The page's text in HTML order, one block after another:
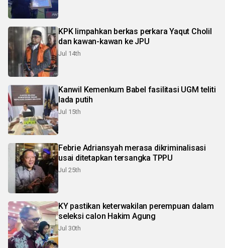
KPK limpahkan berkas perkara Yaqut Cholil
dan kawan-kawan ke JPU
Jul 14th
Kanwil Kemenkum Babel fasilitasi UGM teliti
lada putih
Jul 15th
Febrie Adriansyah merasa dikriminalisasi
usai ditetapkan tersangka TPPU
Jul 25th
KY pastikan keterwakilan perempuan dalam
seleksi calon Hakim Agung
Jul 30th